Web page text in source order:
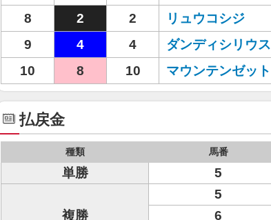
8
2 2 リュウコシジ
9
4 4 ダンディシリウス
10
8 10 マウンテンゼット
払戻金
種類 馬番
単勝 5
複勝
5
6